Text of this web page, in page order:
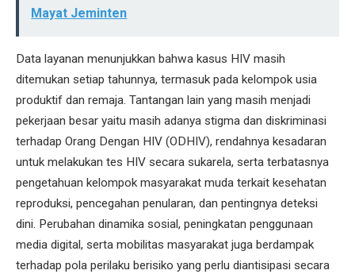
Mayat Jeminten
Data layanan menunjukkan bahwa kasus HIV masih
ditemukan setiap tahunnya, termasuk pada kelompok usia
produktif dan remaja. Tantangan lain yang masih menjadi
pekerjaan besar yaitu masih adanya stigma dan diskriminasi
terhadap Orang Dengan HIV (ODHIV), rendahnya kesadaran
untuk melakukan tes HIV secara sukarela, serta terbatasnya
pengetahuan kelompok masyarakat muda terkait kesehatan
reproduksi, pencegahan penularan, dan pentingnya deteksi
dini. Perubahan dinamika sosial, peningkatan penggunaan
media digital, serta mobilitas masyarakat juga berdampak
terhadap pola perilaku berisiko yang perlu diantisipasi secara